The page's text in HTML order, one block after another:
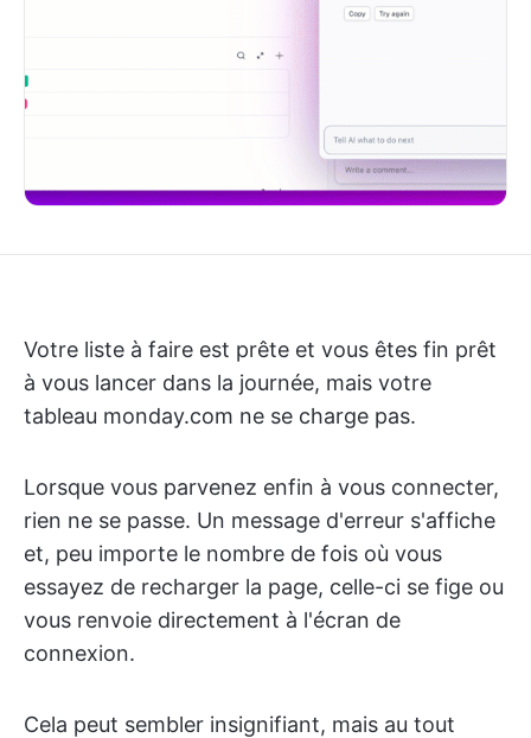
Votre liste à faire est prête et vous êtes fin prêt
à vous lancer dans la journée, mais votre
tableau monday.com ne se charge pas.
Lorsque vous parvenez enfin à vous connecter,
rien ne se passe. Un message d'erreur s'affiche
et, peu importe le nombre de fois où vous
essayez de recharger la page, celle-ci se fige ou
vous renvoie directement à l'écran de
connexion.
Cela peut sembler insignifiant, mais au tout